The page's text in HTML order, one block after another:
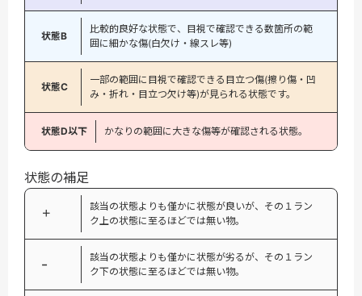
状態B
比較的良好な状態で、目視で確認できる数箇所の範
囲に細かな傷(白欠け・線スレ等)
状態C
一部の範囲に目視で確認できる目立つ傷(擦り傷・凹
み・折れ・目立つ欠け等)が見られる状態です。
状態D以下 かなりの範囲に大きな傷等が確認される状態。
状態の補足
＋
該当の状態よりも僅かに状態が良いが、その１ラン
ク上の状態に至るほどでは無い物。
−
該当の状態よりも僅かに状態が劣るが、その１ラン
ク下の状態に至るほどでは無い物。